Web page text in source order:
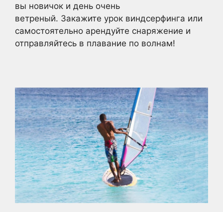
вы новичок и день очень
ветреный. Закажите урок виндсерфинга или
самостоятельно арендуйте снаряжение и
отправляйтесь в плавание по волнам!